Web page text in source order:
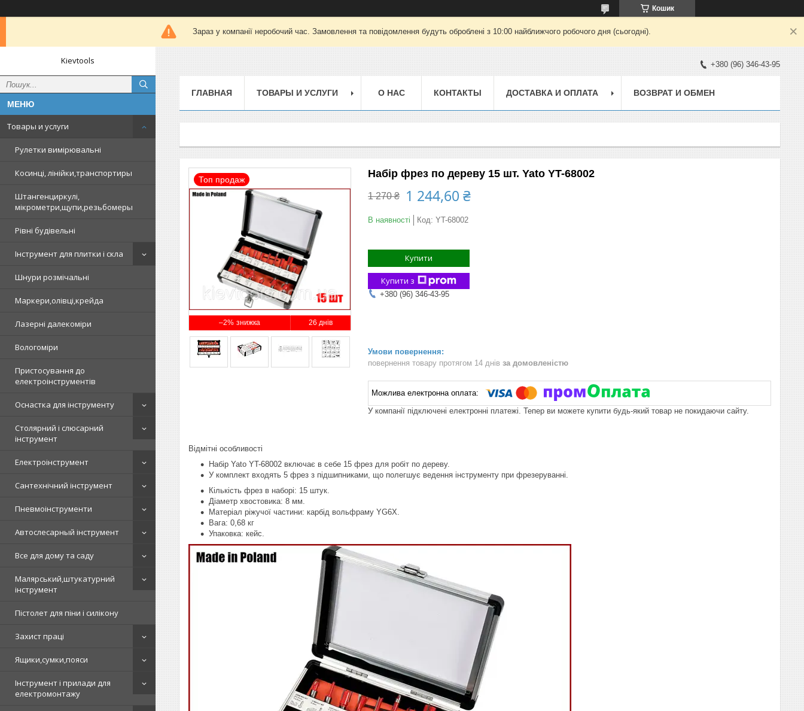
Кошик
Зараз у компанії неробочий час. Замовлення та повідомлення будуть оброблені з 10:00 найближчого робочого дня (сьогодні).
Kievtools
Товары и услуги
Рулетки вимірювальні
Косинці, лінійки,транспортиры
Штангенциркулі,
мікрометри,щупи,резьбомеры
Рівні будівельні
Інструмент для плитки і скла
Шнури розмічальні
Маркери,олівці,крейда
Лазерні далекоміри
Вологоміри
Пристосування до
електроінструментів
Оснастка для інструменту
Столярний і слюсарний
інструмент
Електроінструмент
Сантехнічний інструмент
Пневмоінструменти
Автослесарный інструмент
Все для дому та саду
Малярський,штукатурний
інструмент
Пістолет для піни і силікону
Захист праці
Ящики,сумки,пояси
Інструмент і прилади для
електромонтажу
+380 (96) 346-43-95
ГЛАВНАЯ ТОВАРЫ И УСЛУГИ О НАС КОНТАКТЫ ДОСТАВКА И ОПЛАТА ВОЗВРАТ И ОБМЕН
–2% 26 днів
Топ продаж Набір фрез по дереву 15 шт. Yato YT-68002
1 270 ₴ 1 244,60 ₴
В наявності Код: YT-68002
Купити
Купити з
+380 (96) 346-43-95
повернення товару протягом 14 днів за домовленістю
У компанії підключені електронні платежі. Тепер ви можете купити будь-який товар не покидаючи сайту.
Відмітні особливості
Набір Yato YT-68002 включає в себе 15 фрез для робіт по дереву.
У комплект входять 5 фрез з підшипниками, що полегшує ведення інструменту при фрезеруванні.
Кількість фрез в наборі: 15 штук.
Діаметр хвостовика: 8 мм.
Матеріал ріжучої частини: карбід вольфраму YG6X.
Вага: 0,68 кг
Упаковка: кейс.